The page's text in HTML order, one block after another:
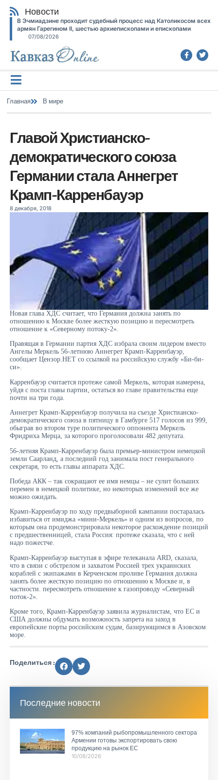
Новости
В Эчмиадзине проходит судебный процесс над Католикосом всех
армян Гарегином II, шестью архиепископами и епископами
07/08/2026
Главная В мире
Главой Христианско-
демократического союза
Германии стала Аннегрет
Крамп-Карренбауэр
8 декабря, 2018
Новая глава ХДС считает, что Германия должна занять по
отношению к Москве более жесткую позицию и пересмотреть
отношение к «Северному потоку-2».
Правящая в Германии партия ХДС избрала своим лидером вместо
Ангелы Меркель 56-летнюю Аннегрет Крамп-Карренбауэр,
сообщает Цензор.НЕТ со ссылкой на российскую службу «Би-би-
си».
Карренбауэр считается протеже самой Меркель, которая намерена,
уйдя с поста главы партии, остаться во главе правительства еще
почти на три года.
Аннегрет Крамп-Карренбауэр получила на съезде Христианско-
демократического союза в пятницу в Гамбурге 517 голосов из 999,
обыграв во втором туре политического оппонента Меркель
Фридриха Мерца, за которого проголосовали 482 депутата.
56-летняя Крамп-Карренбауэр была премьер-министром немецкой
земли Саарланд, а последний год занимала пост генерального
секретаря, то есть главы аппарата ХДС.
Победа АКК – так сокращают ее имя немцы – не сулит больших
перемен в немецкой политике, но некоторых изменений все же
можно ожидать.
Крамп-Карренбауэр по ходу предвыборной кампании постаралась
избавиться от имиджа «мини-Меркель» и одним из вопросов, по
которым она продемонстрировала некоторое расхождение позиций
с предшественницей, стала Россия: протеже сказала, что с ней
надо пожестче.
Крамп-Карренбауэр выступая в эфире телеканала ARD, сказала,
что в связи с обстрелом и захватом Россией трех украинских
кораблей с экипажами в Керченском проливе Германия должна
занять более жесткую позицию по отношению к Москве и, в
частности. пересмотреть отношение к газопроводу «Северный
поток-2».
Кроме того, Крамп-Карренбауэр заявила журналистам, что ЕС и
США должны обдумать возможность запрета на заход в
европейские порты российским судам, базирующимся в Азовском
море.
Поделиться :
Последние новости
97% компаний рыбопромышленного сектора
Армении готовы экспортировать свою
продукцию на рынок ЕС
10/08/2026